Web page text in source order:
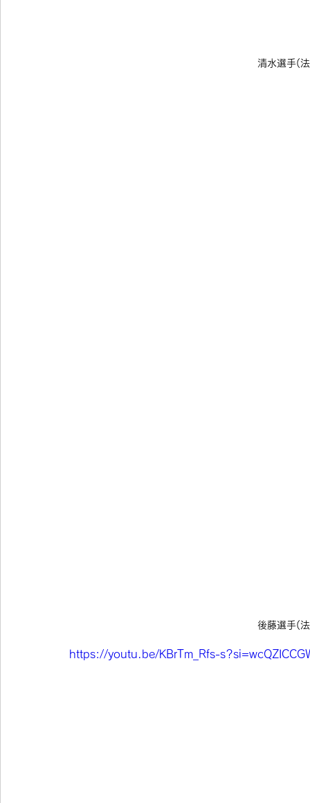
清水選手(
後藤選手(
https://youtu.be/KBrTm_Rfs-